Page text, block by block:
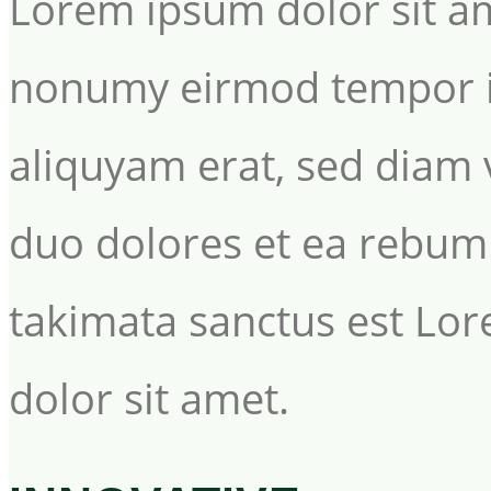
nonumy eirmod
aliquyam erat, sed
duo dolores et ea
takimata sanctus est
dolor sit amet.